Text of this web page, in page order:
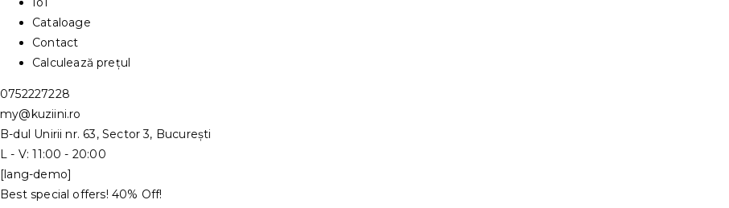
Cataloage
Contact
Calculează prețul
0752227228
my@kuziini.ro
B-dul Unirii nr. 63, Sector 3, București
L - V: 11:00 - 20:00
[lang-demo]
Best special offers! 40% Off!